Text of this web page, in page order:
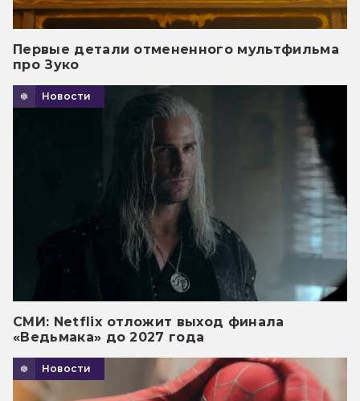
Первые детали отмененного мультфильма
про Зуко
Новости
СМИ: Netflix отложит выход финала
«Ведьмака» до 2027 года
Новости